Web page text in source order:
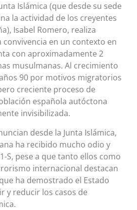
Islámica (que desde su sede
la actividad de los creyentes
Isabel Romero, realiza
convivencia en un contexto en
con aproximadamente 2
musulmanas. Al crecimiento
90 por motivos migratorios
creciente proceso de
española autóctona
invisibilizada.
desde la Junta Islámica,
ha recibido mucho odio y
S, pese a que tanto ellos como
internacional destacan
ha demostrado el Estado
y reducir los casos de